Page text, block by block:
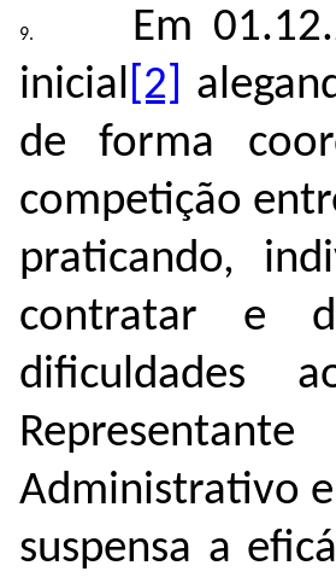
Em
inicial [2]
de forma
competição
praticando,
contratar e
dificuldades
Administrativo
suspensa a